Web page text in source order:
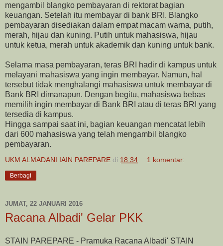
mengambil blangko pembayaran di rektorat bagian
keuangan. Setelah itu membayar di bank BRI. Blangko
pembayaran disediakan dalam empat macam warna, putih,
merah, hijau dan kuning. Putih untuk mahasiswa, hijau
untuk ketua, merah untuk akademik dan kuning untuk bank.
Selama masa pembayaran, teras BRI hadir di kampus untuk
melayani mahasiswa yang ingin membayar. Namun, hal
tersebut tidak menghalangi mahasiswa untuk membayar di
Bank BRI dimanapun. Dengan begitu, mahasiswa bebas
memilih ingin membayar di Bank BRI atau di teras BRI yang
tersedia di kampus.
Hingga sampai saat ini, bagian keuangan mencatat lebih
dari 600 mahasiswa yang telah mengambil blangko
pembayaran.
UKM ALMADANI IAIN PAREPARE di 18.34 1 komentar:
Berbagi
JUMAT, 22 JANUARI 2016
Racana Albadi' Gelar PKK
STAIN PAREPARE - Pramuka Racana Albadi' STAIN